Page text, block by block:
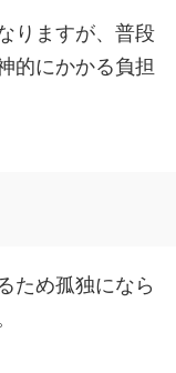
りますが、普段
的にかかる負担
ため孤独になら